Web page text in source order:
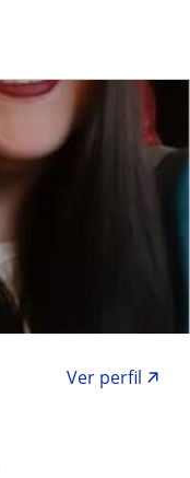
Ver perfil